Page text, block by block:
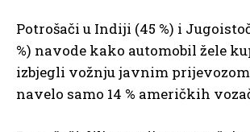
Potrošači u Indiji (45 %) i
%) navode kako automobil žele
izbjegli vožnju javnim
navelo samo 14 % američkih